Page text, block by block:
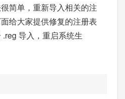
简单，重新导入相关的注
给大家提供修复的注册表
导入，重启系统生